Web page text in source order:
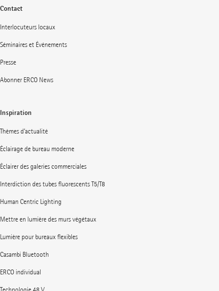
Contact
Interlocuteurs locaux
Séminaires et Événements
Presse
Abonner ERCO News
Inspiration
Thèmes d’actualité
Éclairage de bureau moderne
Éclairer des galeries commerciales
Interdiction des tubes fluorescents T5/T8
Human Centric Lighting
Mettre en lumière des murs végétaux
Lumière pour bureaux flexibles
Casambi Bluetooth
ERCO individual